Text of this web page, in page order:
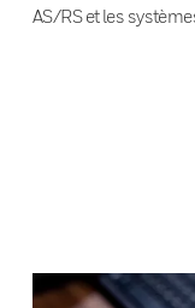
AS/RS et les